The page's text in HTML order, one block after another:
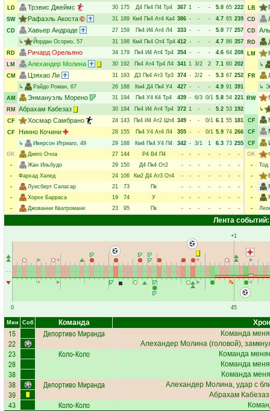
LD
Трэвис Джеймс 30 175 Д4 Пк4 П4 Тр4 367 1 - - 5.0 65 222
SW
Рафаэль Акоста 31 189 Км4 Пк4 Ат4 Ка4 386 - - - 4.7 65 239
CD
Хавьер Андраде 27 159 Пк4 И4 Ат4 Л4 333 - - - 5.0 77 257
↳
Йордан Осорио, 57 31 198 Км4 Пк4 От4 Тр4 412 - - - 4.7 86 357
RD
Ричард Орельяно 34 179 Пк4 И4 Ат4 Тр4 354 - - - 4.6 64 208
LM
Алехандер Молина 30 192 Пк4 Ат4 Тр4 Л4 341 1 3/2 2 7.1 60 202
CM
Цзяхао Ли 31 193 Д3 Пк4 Ат3 Тр3 374 - 2/2 - 5.3 67 252
↳
Райдо Роман, 67 26 168 Км4 Д4 Пк4 У4 427 - - - 4.9 91 391
AM
Энмануэль Морено 31 194 Пк4 У4 К4 Тр4 439 - 6/3 0/1 5.8 54 221
RM
Абрахам Кабезаз 30 194 Пк4 И4 Ат4 Тр4 372 1 - - 5.2 53 192
CF
Хосмар Самбрано 24 143 Пк4 И4 Ат2 Шт4 349 - - 0/1 6.1 55 181
CF
Нинно Кочини 28 155 Пк4 У4 Ат4 Л4 355 - - 0/1 5.9 74 266
↳
Иверсон Итриаго, 49 29 188 Км4 Пк4 У4 П4 342 - 3/1 1 6.3 73 255
GK
Диего Очоа 27 144 Р4 В4 П4 - - - - - -
-
-
Жан Ильбудо 29 150 Д4 Пк4 От2 - - - - - -
-
-
Фархад Халед 24 106 Км2 Д4 Ат3 От4 - - - - - -
-
-
Луисберт Саласар 21 73 Пк - - - - - -
-
-
Хорхе Барраса 19 74 У - - - - - -
-
-
Джованни Кватромани 23 95 Пк - - - - - - -
LB
CD
CD
RD
LM
↳
FR
↳
RW
↳
CF
CF
CF
GK
-
Тод
-
-
-
-
Лента событий:
0
+1
45
Мин Соб Команда
15 Депортиво Миранда Команда
22 Алехандер Молина(головой),
23 Коло-Коло Команда
28 Команда
38 Команда
38 Депортиво Миранда Алехандер Молина, удар с
39 Абрахам Кабезаз
43 Коло-Коло